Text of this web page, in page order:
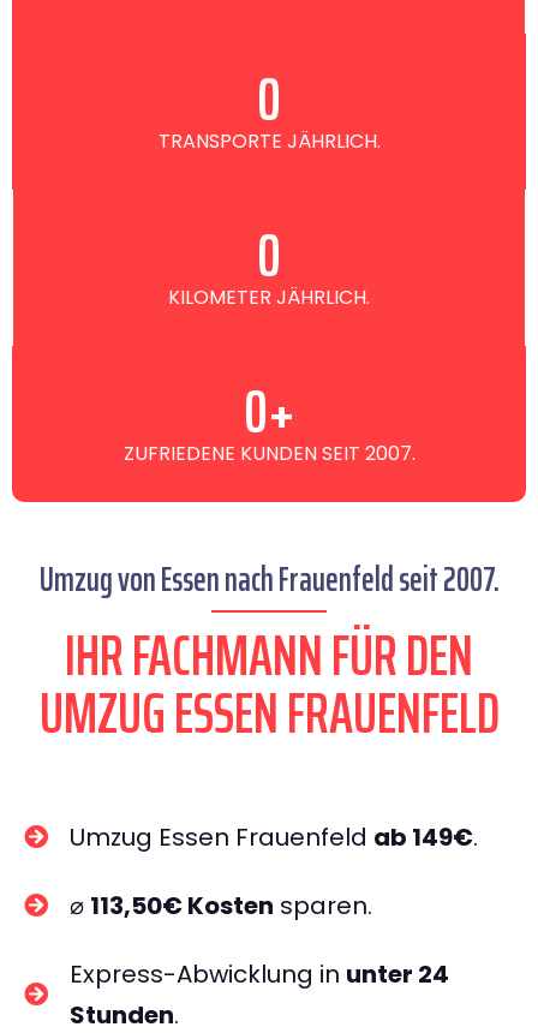
TRANSPORTE JÄHRLICH.
0
KILOMETER JÄHRLICH.
0
ZUFRIEDENE KUNDEN SEIT 2007.
0+
Umzug von Essen nach Frauenfeld seit 2007.
IHR FACHMANN FÜR DEN
UMZUG ESSEN FRAUENFELD
Umzug Essen Frauenfeld ab 149€.
⌀ 113,50€ Kosten sparen.
Express-Abwicklung in unter 24
Stunden.